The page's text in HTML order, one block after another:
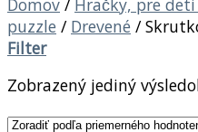
puzzle / Drevené /
Filter
Zobrazený jediný